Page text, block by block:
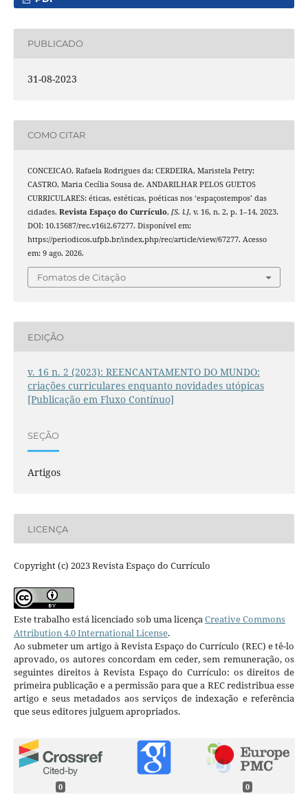
PUBLICADO
31-08-2023
COMO CITAR
CONCEICAO, Rafaela Rodrigues da; CERDEIRA, Maristela Petry;
CASTRO, Maria Cecília Sousa de. ANDARILHAR PELOS GUETOS
CURRICULARES: éticas, estéticas, poéticas nos ‘espaçostempos’ das
cidades. Revista Espaço do Currículo, [S. l.], v. 16, n. 2, p. 1–14, 2023.
DOI: 10.15687/rec.v16i2.67277. Disponível em:
https://periodicos.ufpb.br/index.php/rec/article/view/67277. Acesso
em: 9 ago. 2026.
Fomatos de Citação
EDIÇÃO
v. 16 n. 2 (2023): REENCANTAMENTO DO MUNDO:
criações curriculares enquanto novidades utópicas
[Publicação em Fluxo Contínuo]
SEÇÃO
Artigos
LICENÇA
Copyright (c) 2023 Revista Espaço do Currículo
Este trabalho está licenciado sob uma licençaCreative Commons
Attribution 4.0 International License.
Ao submeter um artigo à Revista Espaço do Currículo (REC) e tê-lo
aprovado, os autores concordam em ceder, sem remuneração, os
seguintes direitos à Revista Espaço do Currículo: os direitos de
primeira publicação e a permissão para que a REC redistribua esse
artigo e seus metadados aos serviços de indexação e referência
que seus editores julguem apropriados.
0 0